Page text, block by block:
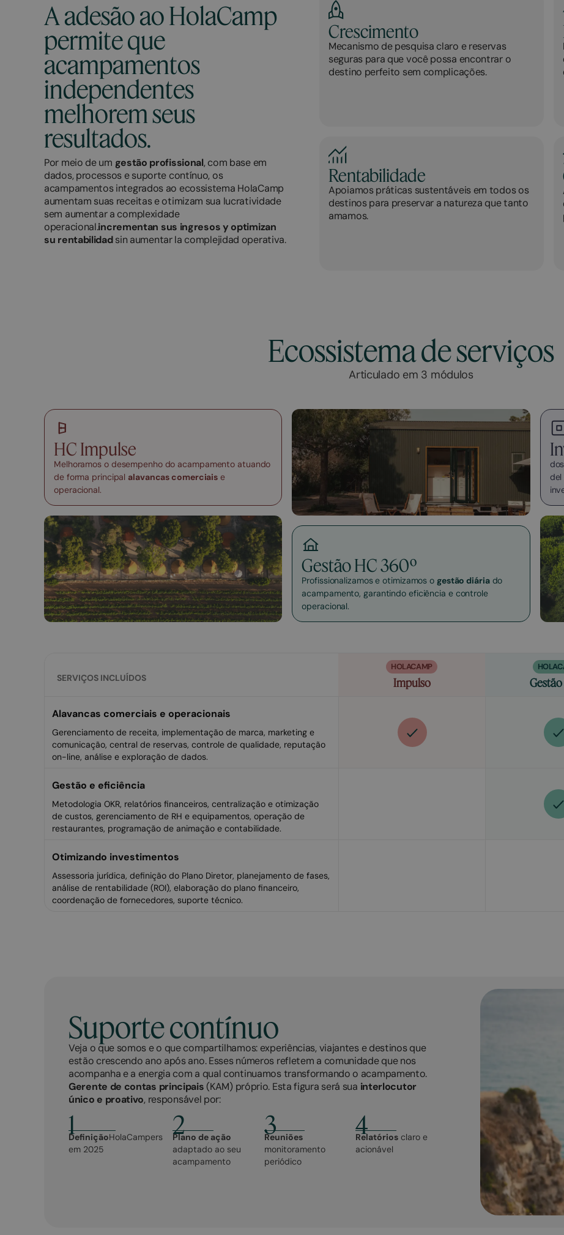
A adesão ao HolaCamp
permite que
acampamentos
independentes
melhorem seus
resultados.
Por meio de um gestão profissional, com base em
dados, processos e suporte contínuo, os
acampamentos integrados ao ecossistema HolaCamp
aumentam suas receitas e otimizam sua lucratividade
sem aumentar a complexidade
operacional.incrementan sus ingresos y optimizan
su rentabilidadsin aumentar la complejidad operativa.
Crescimento
Mecanismo de pesquisa claro e reservas
seguras para que você possa encontrar o
destino perfeito sem complicações.
Rentabilidade
Apoiamos práticas sustentáveis em todos os
destinos para preservar a natureza que tanto
amamos.
Ecossistema de serviços
Articulado em 3 módulos
HC Impulse
Melhoramos o desempenho do acampamento atuando
de forma principal alavancas comerciais e
operacional.
del
Gestão HC 360º
Profissionalizamos e otimizamos o gestão diáriado
acampamento, garantindo eficiência e controle
operacional.
SERVIÇOS INCLUÍDOS
HOLACAMP
Impulso
Alavancas comerciais e operacionais
Gerenciamento de receita, implementação de marca, marketing e
comunicação, central de reservas, controle de qualidade, reputação
on-line, análise e exploração de dados.
Gestão e eficiência
Metodologia OKR, relatórios financeiros, centralização e otimização
de custos, gerenciamento de RH e equipamentos, operação de
restaurantes, programação de animação e contabilidade.
Otimizando investimentos
Assessoria jurídica, definição do Plano Diretor, planejamento de fases,
análise de rentabilidade (ROI), elaboração do plano financeiro,
coordenação de fornecedores, suporte técnico.
Suporte contínuo
Veja o que somos e o que compartilhamos: experiências, viajantes e destinos que
estão crescendo ano após ano. Esses números refletem a comunidade que nos
acompanha e a energia com a qual continuamos transformando o acampamento.
Gerente de contas principais (KAM) próprio. Esta figura será sua interlocutor
único e proativo, responsável por:
1
DefiniçãoHolaCampers
em 2025
2
Plano de ação
adaptado ao seu
acampamento
3
Reuniões
monitoramento
periódico
4
Relatórios claro e
acionável